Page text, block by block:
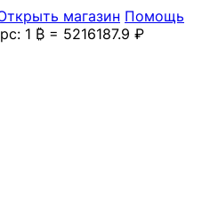
магазин Помощь
1 ₿ = 5216187.9 ₽